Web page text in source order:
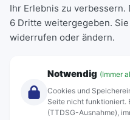
Schülerkarte
Einzeltickets
Abonnements
Über Rebus
Ihr Erlebnis zu verbessern.
6 Dritte weitergegeben.
widerrufen oder ändern.
Notwendig (Immer
Cookies und
Seite nicht funktioniert.
(TTDSG-Ausnahme),